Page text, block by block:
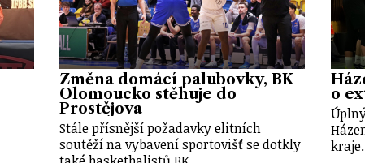
Změna domácí palubovky, BK
Olomoucko stěhuje do
Prostějova
Stále přísnější požadavky elitních
soutěží na vybavení sportovišť se dotkly
o